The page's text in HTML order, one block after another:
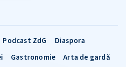
Podcast ZdG
Diaspora
Gastronomie
Arta de gardă